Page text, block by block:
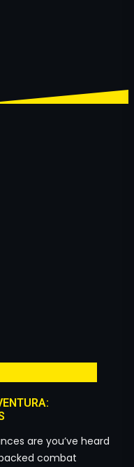
are you’ve heard
combat